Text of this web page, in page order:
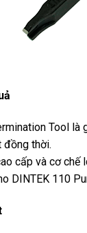
Tool
đồng thời.
cấp và cơ chế
DINTEK 110